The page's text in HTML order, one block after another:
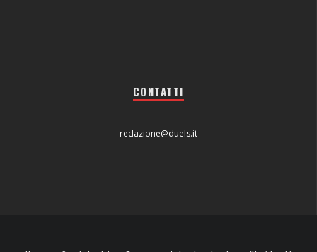
CONTATTI
redazione@duels.it